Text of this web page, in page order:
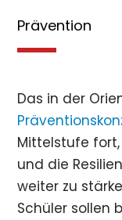
Prävention
Das in der
Mittelstufe
und die
weiter zu
Schüler sollen